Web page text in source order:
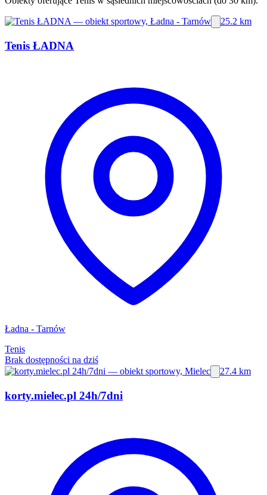
25.2 km
Tenis ŁADNA
Ładna - Tarnów
Tenis
Brak dostępności na dziś
27.4 km
korty.mielec.pl 24h/7dni